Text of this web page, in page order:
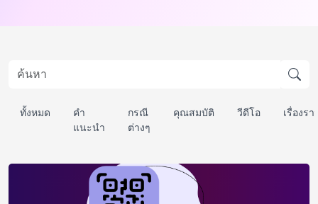
ทั้งหมด
คำ
แนะนำ
กรณี
ต่างๆ
คุณสมบัติ วีดีโอ เรื่องร